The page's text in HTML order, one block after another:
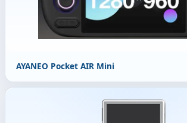
AYANEO Pocket AIR Mini